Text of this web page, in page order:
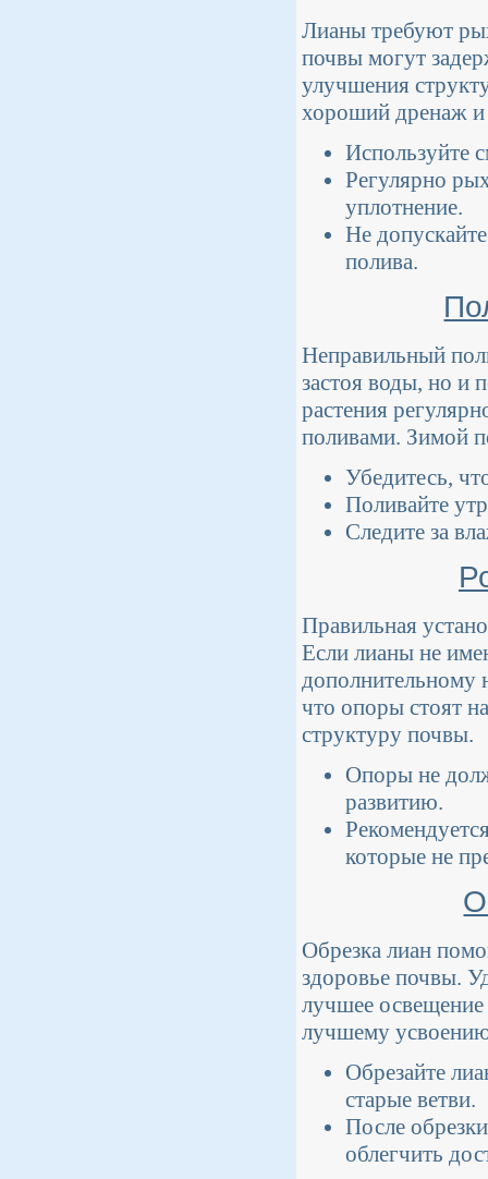
Лианы требуют
почвы могут
улучшения
хороший дренаж и
Используйте
Регулярно
уплотнение.
Не
полива.
Неправильный
застоя воды, но и
растения
поливами. Зимой
Убедитесь,
Поливайте
Следите за
Правильная
Если лианы не
дополнительному
что опоры стоят
структуру почвы.
Опоры не
развитию.
которые не
Обрезка лиан
здоровье почвы.
лучшее освещение
лучшему
Обрезайте
старые ветви.
После
облегчить